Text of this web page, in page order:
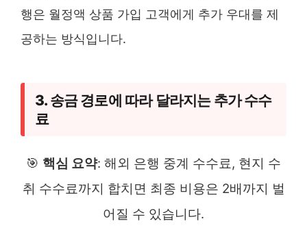
행은 월정액 상품 가입 고객에게 추가 우대를 제
공하는 방식입니다.
3. 송금 경로에 따라 달라지는 추가 수수
료
🎯 핵심 요약: 해외 은행 중계 수수료, 현지 수
취 수수료까지 합치면 최종 비용은 2배까지 벌
어질 수 있습니다.